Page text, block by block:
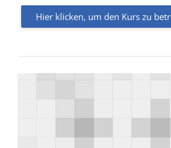
Hier klicken, um den Kurs zu